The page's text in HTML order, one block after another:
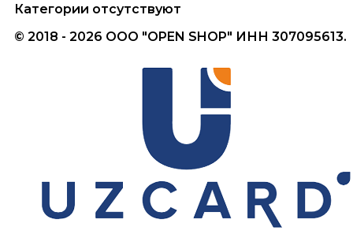
Категории отсутствуют
© 2018 - 2026 ООО "OPEN SHOP" ИНН 307095613.